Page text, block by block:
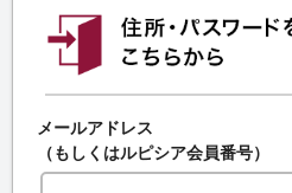
メールアドレス
（もしくはルピシア会員番号）